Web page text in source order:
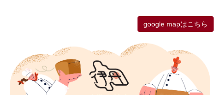
google mapはこちら